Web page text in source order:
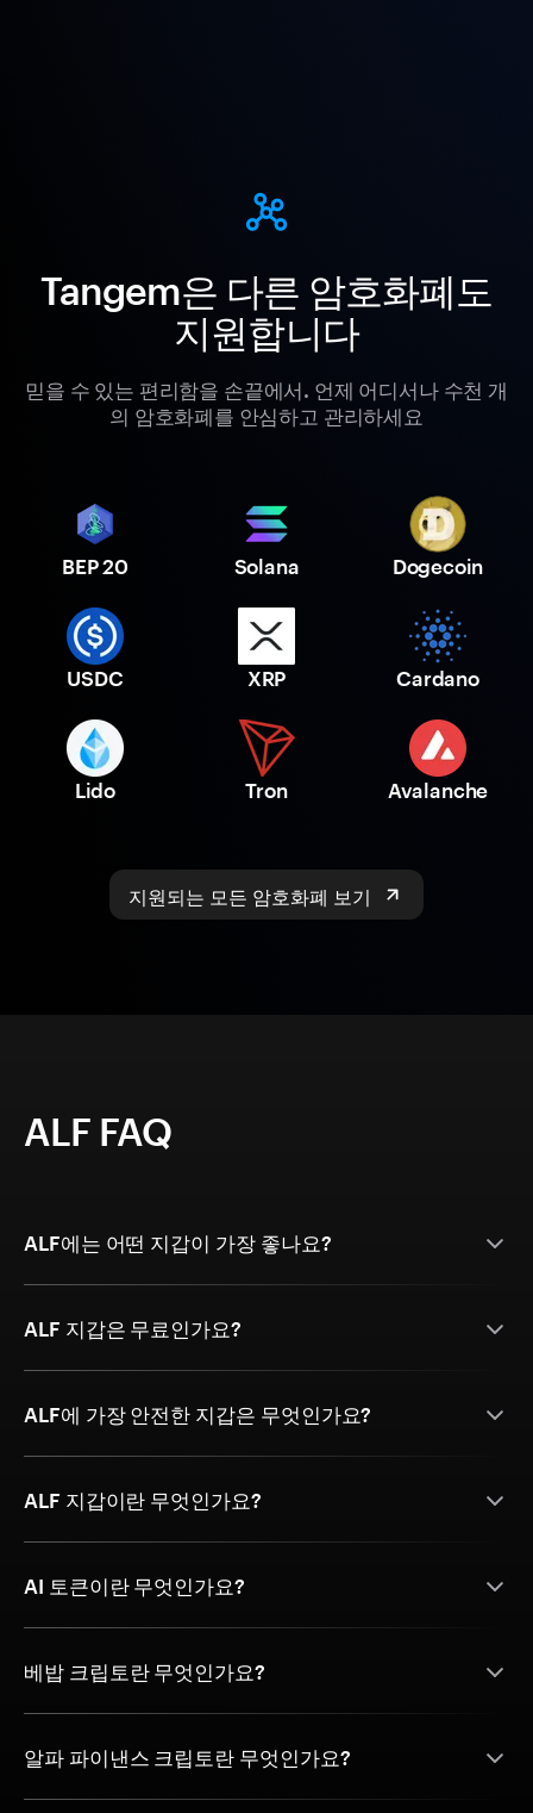
Tangem은 다른 암호화폐도
지원합니다
믿을 수 있는 편리함을 손끝에서. 언제 어디서나 수천 개
의 암호화폐를 안심하고 관리하세요
BEP 20 Solana Dogecoin
USDC XRP Cardano
Lido Tron Avalanche
지원되는 모든 암호화폐 보기
ALF FAQ
ALF에는 어떤 지갑이 가장 좋나요?
ALF 지갑은 무료인가요?
ALF에 가장 안전한 지갑은 무엇인가요?
ALF 지갑이란 무엇인가요?
AI 토큰이란 무엇인가요?
베밥 크립토란 무엇인가요?
알파 파이낸스 크립토란 무엇인가요?